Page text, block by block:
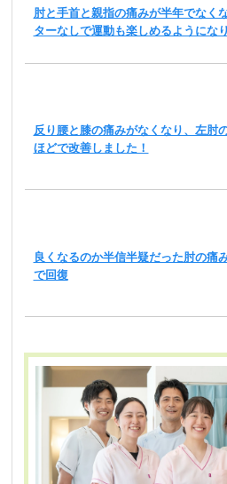
肘と手首と親指の痛みが半年でなく
ターなしで運動も楽しめるようにな
反り腰と膝の痛みがなくなり、左肘
ほどで改善しました！
良くなるのか半信半疑だった肘の痛
で回復